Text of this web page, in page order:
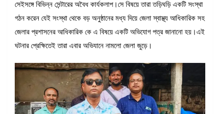
সেইসঙ্গে বিভিন্ন সেন্টারের অবৈধ কার্যকলাপ।সে বিষয়ে তারা তড়িঘড়ি একটি সংস্থা
গঠন করেন যেই সংস্থা থেকে বড় অনুষ্ঠানের মধ্য দিয়ে জেলা স্বাস্থ্য আধিকারিক সহ
জেলার প্রশাসনের আধিকারিক কে এ বিষয়ে একটি অভিযোগ পত্র জানানো হয়।এই
ঘটনার প্রেক্ষিতেই তারা এবার অভিযানে নামলো জেলা জুড়ে।